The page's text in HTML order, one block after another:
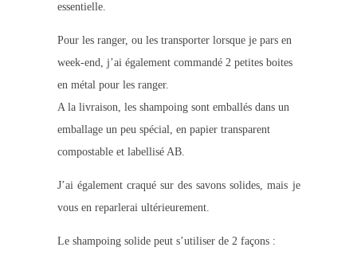
essentielle.
Pour les ranger, ou les transporter lorsque je pars en
week-end, j’ai également commandé 2 petites boites
en métal pour les ranger.
A la livraison, les shampoing sont emballés dans un
emballage un peu spécial, en papier transparent
compostable et labellisé AB.
J’ai également craqué sur des savons solides, mais je
vous en reparlerai ultérieurement.
Le shampoing solide peut s’utiliser de 2 façons :